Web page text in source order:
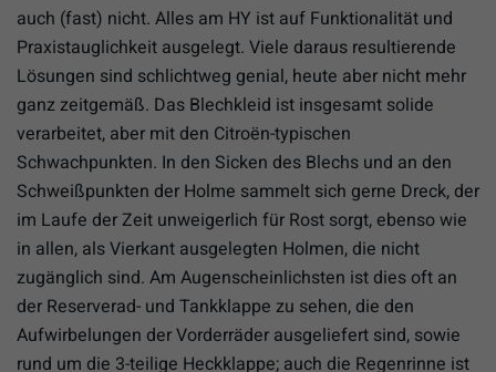
auch (fast) nicht. Alles am HY ist auf Funktionalität und
Praxistauglichkeit ausgelegt. Viele daraus resultierende
Lösungen sind schlichtweg genial, heute aber nicht mehr
ganz zeitgemäß. Das Blechkleid ist insgesamt solide
verarbeitet, aber mit den Citroën-typischen
Schwachpunkten. In den Sicken des Blechs und an den
Schweißpunkten der Holme sammelt sich gerne Dreck, der
im Laufe der Zeit unweigerlich für Rost sorgt, ebenso wie
in allen, als Vierkant ausgelegten Holmen, die nicht
zugänglich sind. Am Augenscheinlichsten ist dies oft an
der Reserverad- und Tankklappe zu sehen, die den
Aufwirbelungen der Vorderräder ausgeliefert sind, sowie
rund um die 3-teilige Heckklappe; auch die Regenrinne ist